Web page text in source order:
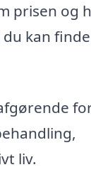
prisen og
kan
liv.